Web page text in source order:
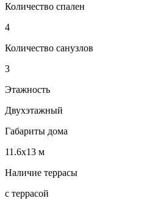
Количество спален
4
Количество санузлов
3
Этажность
Двухэтажный
Габариты дома
11.6х13 м
Наличие террасы
с террасой